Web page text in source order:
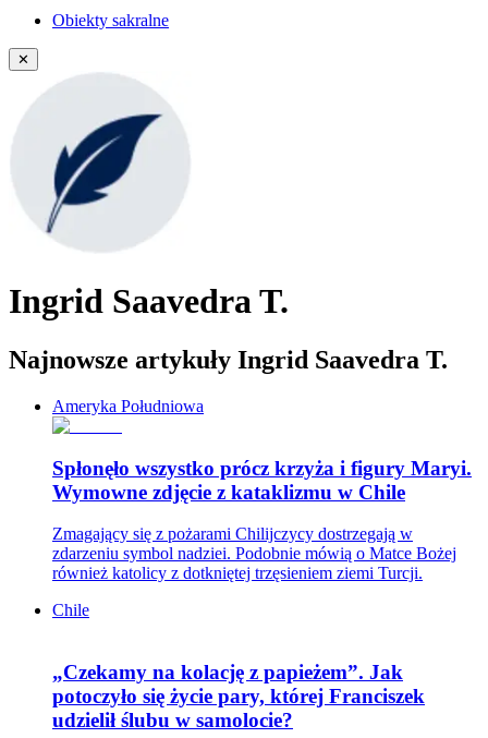
Obiekty sakralne
✕
Ingrid Saavedra T.
Najnowsze artykuły Ingrid Saavedra T.
Ameryka Południowa
Spłonęło wszystko prócz krzyża i figury Maryi.
Wymowne zdjęcie z kataklizmu w Chile
Zmagający się z pożarami Chilijczycy dostrzegają w
zdarzeniu symbol nadziei. Podobnie mówią o Matce Bożej
również katolicy z dotkniętej trzęsieniem ziemi Turcji.
Chile
„Czekamy na kolację z papieżem”. Jak
potoczyło się życie pary, której Franciszek
udzielił ślubu w samolocie?